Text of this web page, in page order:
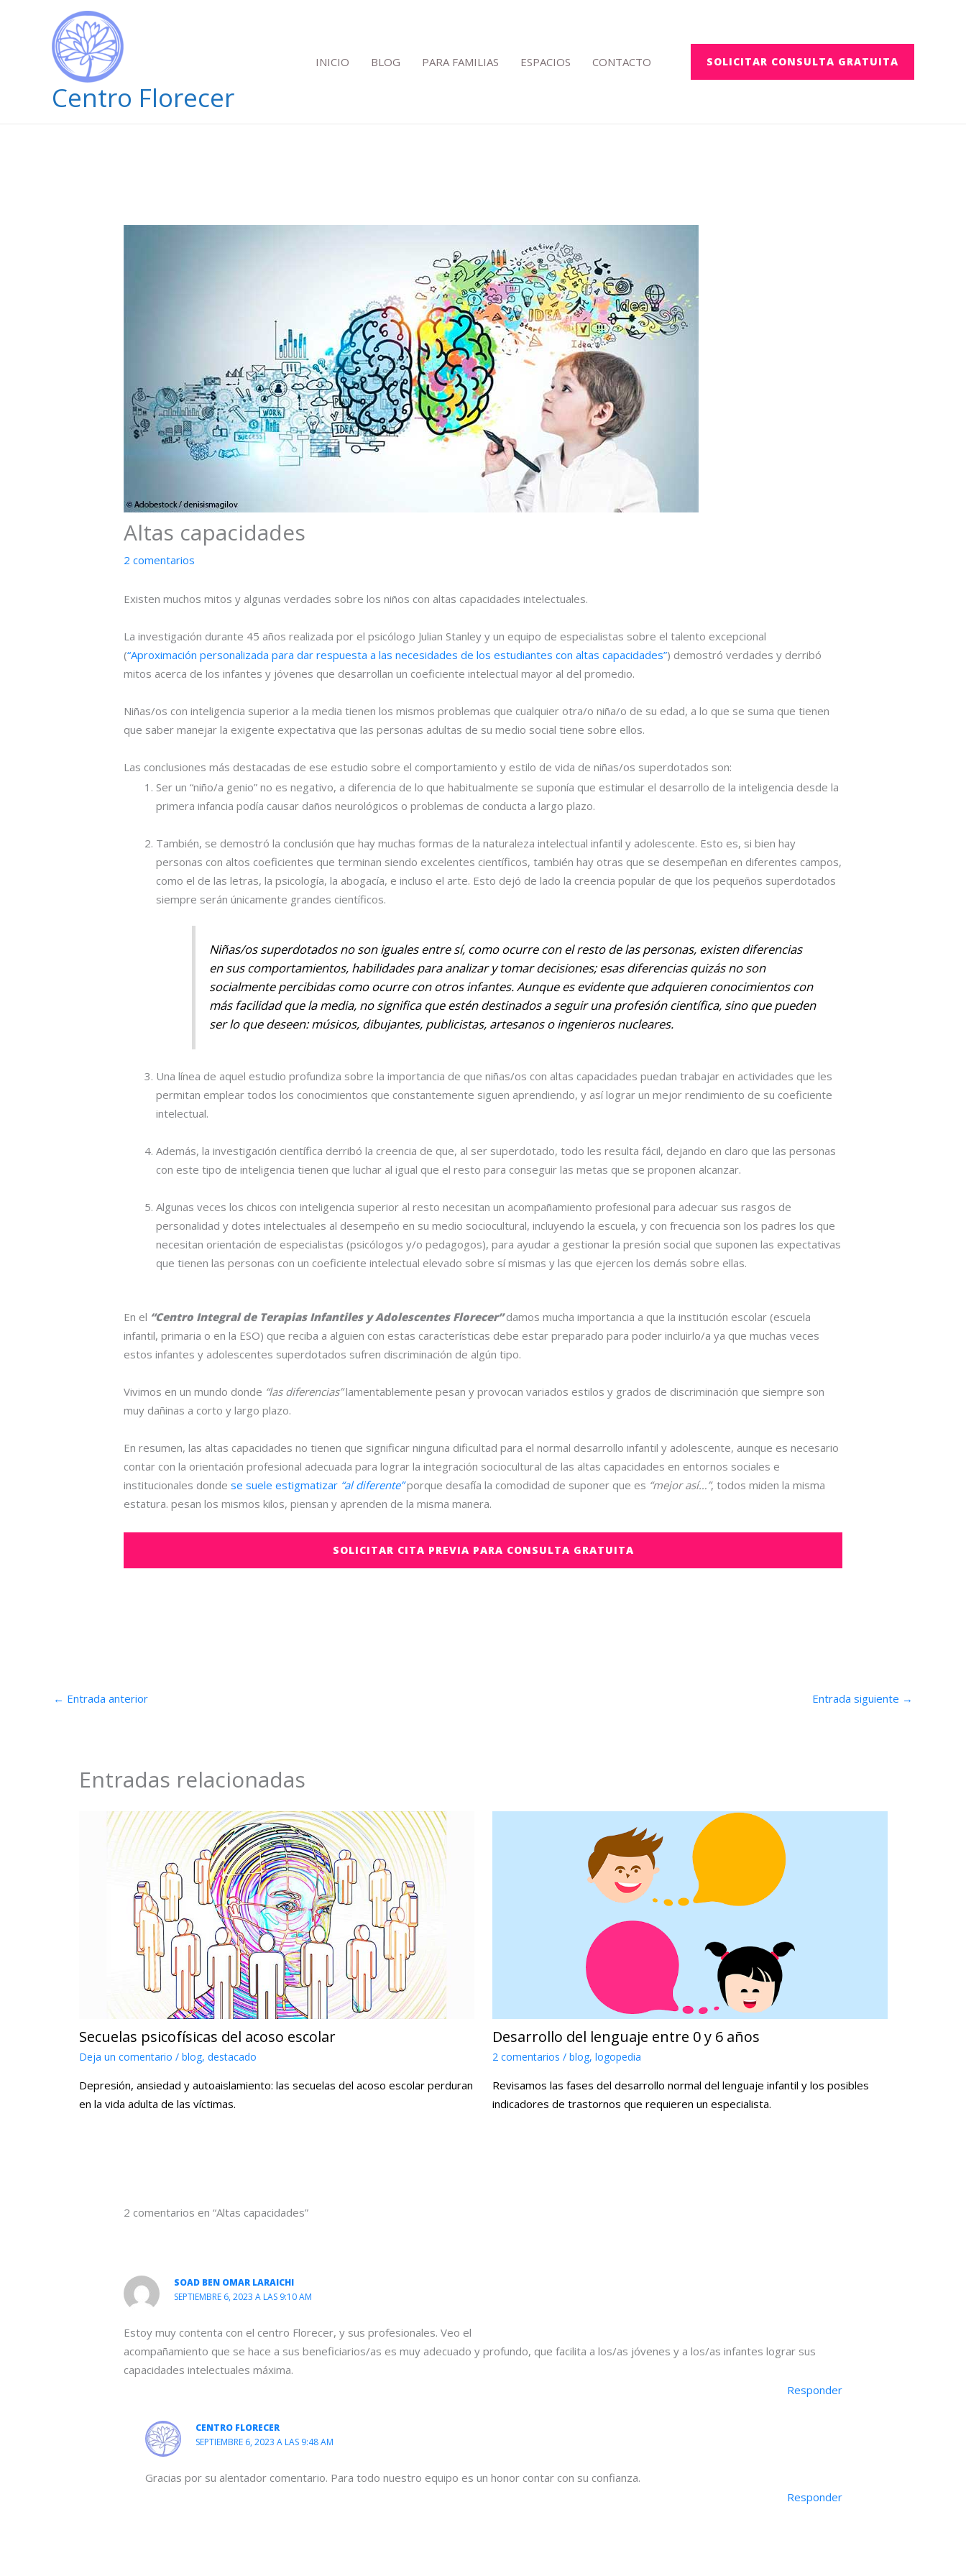
Centro Florecer
INICIO BLOG PARA FAMILIAS ESPACIOS CONTACTO SOLICITAR CONSULTA GRATUITA
Altas capacidades
2 comentarios
Existen muchos mitos y algunas verdades sobre los niños con altas capacidades intelectuales.
La investigación durante 45 años realizada por el psicólogo Julian Stanley y un equipo de especialistas sobre el talento excepcional
(“Aproximación personalizada para dar respuesta a las necesidades de los estudiantes con altas capacidades”) demostró verdades y derribó
mitos acerca de los infantes y jóvenes que desarrollan un coeficiente intelectual mayor al del promedio.
Niñas/os con inteligencia superior a la media tienen los mismos problemas que cualquier otra/o niña/o de su edad, a lo que se suma que tienen
que saber manejar la exigente expectativa que las personas adultas de su medio social tiene sobre ellos.
Las conclusiones más destacadas de ese estudio sobre el comportamiento y estilo de vida de niñas/os superdotados son:
Ser un “niño/a genio” no es negativo, a diferencia de lo que habitualmente se suponía que estimular el desarrollo de la inteligencia desde la
primera infancia podía causar daños neurológicos o problemas de conducta a largo plazo.
También, se demostró la conclusión que hay muchas formas de la naturaleza intelectual infantil y adolescente. Esto es, si bien hay
personas con altos coeficientes que terminan siendo excelentes científicos, también hay otras que se desempeñan en diferentes campos,
como el de las letras, la psicología, la abogacía, e incluso el arte. Esto dejó de lado la creencia popular de que los pequeños superdotados
siempre serán únicamente grandes científicos.
Niñas/os superdotados no son iguales entre sí, como ocurre con el resto de las personas, existen diferencias
en sus comportamientos, habilidades para analizar y tomar decisiones; esas diferencias quizás no son
socialmente percibidas como ocurre con otros infantes. Aunque es evidente que adquieren conocimientos con
más facilidad que la media, no significa que estén destinados a seguir una profesión científica, sino que pueden
ser lo que deseen: músicos, dibujantes, publicistas, artesanos o ingenieros nucleares.
Una línea de aquel estudio profundiza sobre la importancia de que niñas/os con altas capacidades puedan trabajar en actividades que les
permitan emplear todos los conocimientos que constantemente siguen aprendiendo, y así lograr un mejor rendimiento de su coeficiente
intelectual.
Además, la investigación científica derribó la creencia de que, al ser superdotado, todo les resulta fácil, dejando en claro que las personas
con este tipo de inteligencia tienen que luchar al igual que el resto para conseguir las metas que se proponen alcanzar.
Algunas veces los chicos con inteligencia superior al resto necesitan un acompañamiento profesional para adecuar sus rasgos de
personalidad y dotes intelectuales al desempeño en su medio sociocultural, incluyendo la escuela, y con frecuencia son los padres los que
necesitan orientación de especialistas (psicólogos y/o pedagogos), para ayudar a gestionar la presión social que suponen las expectativas
que tienen las personas con un coeficiente intelectual elevado sobre sí mismas y las que ejercen los demás sobre ellas.
En el “Centro Integral de Terapias Infantiles y Adolescentes Florecer”damos mucha importancia a que la institución escolar (escuela
infantil, primaria o en la ESO) que reciba a alguien con estas características debe estar preparado para poder incluirlo/a ya que muchas veces
estos infantes y adolescentes superdotados sufren discriminación de algún tipo.
Vivimos en un mundo donde “las diferencias”lamentablemente pesan y provocan variados estilos y grados de discriminación que siempre son
muy dañinas a corto y largo plazo.
En resumen, las altas capacidades no tienen que significar ninguna dificultad para el normal desarrollo infantil y adolescente, aunque es necesario
contar con la orientación profesional adecuada para lograr la integración sociocultural de las altas capacidades en entornos sociales e
institucionales dondese suele estigmatizar “al diferente”porque desafía la comodidad de suponer que es “mejor así…”, todos miden la misma
estatura. pesan los mismos kilos, piensan y aprenden de la misma manera.
SOLICITAR CITA PREVIA PARA CONSULTA GRATUITA
← Entrada anterior Entrada siguiente →
Entradas relacionadas
Secuelas psicofísicas del acoso escolar
Deja un comentario / blog, destacado
Depresión, ansiedad y autoaislamiento: las secuelas del acoso escolar perduran
en la vida adulta de las víctimas.
Desarrollo del lenguaje entre 0 y 6 años
2 comentarios / blog, logopedia
Revisamos las fases del desarrollo normal del lenguaje infantil y los posibles
indicadores de trastornos que requieren un especialista.
2 comentarios en “Altas capacidades”
SOAD BEN OMAR LARAICHI
SEPTIEMBRE 6, 2023 A LAS 9:10 AM
Estoy muy contenta con el centro Florecer, y sus profesionales. Veo el
acompañamiento que se hace a sus beneficiarios/as es muy adecuado y profundo, que facilita a los/as jóvenes y a los/as infantes lograr sus
capacidades intelectuales máxima.
Responder
CENTRO FLORECER
SEPTIEMBRE 6, 2023 A LAS 9:48 AM
Gracias por su alentador comentario. Para todo nuestro equipo es un honor contar con su confianza.
Responder